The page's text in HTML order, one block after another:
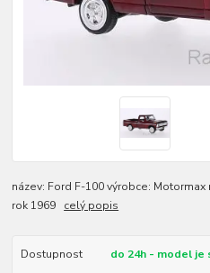
název: Ford F-100 výrobce:
rok 1969 celý popis
Dostupnost do 24h - model je